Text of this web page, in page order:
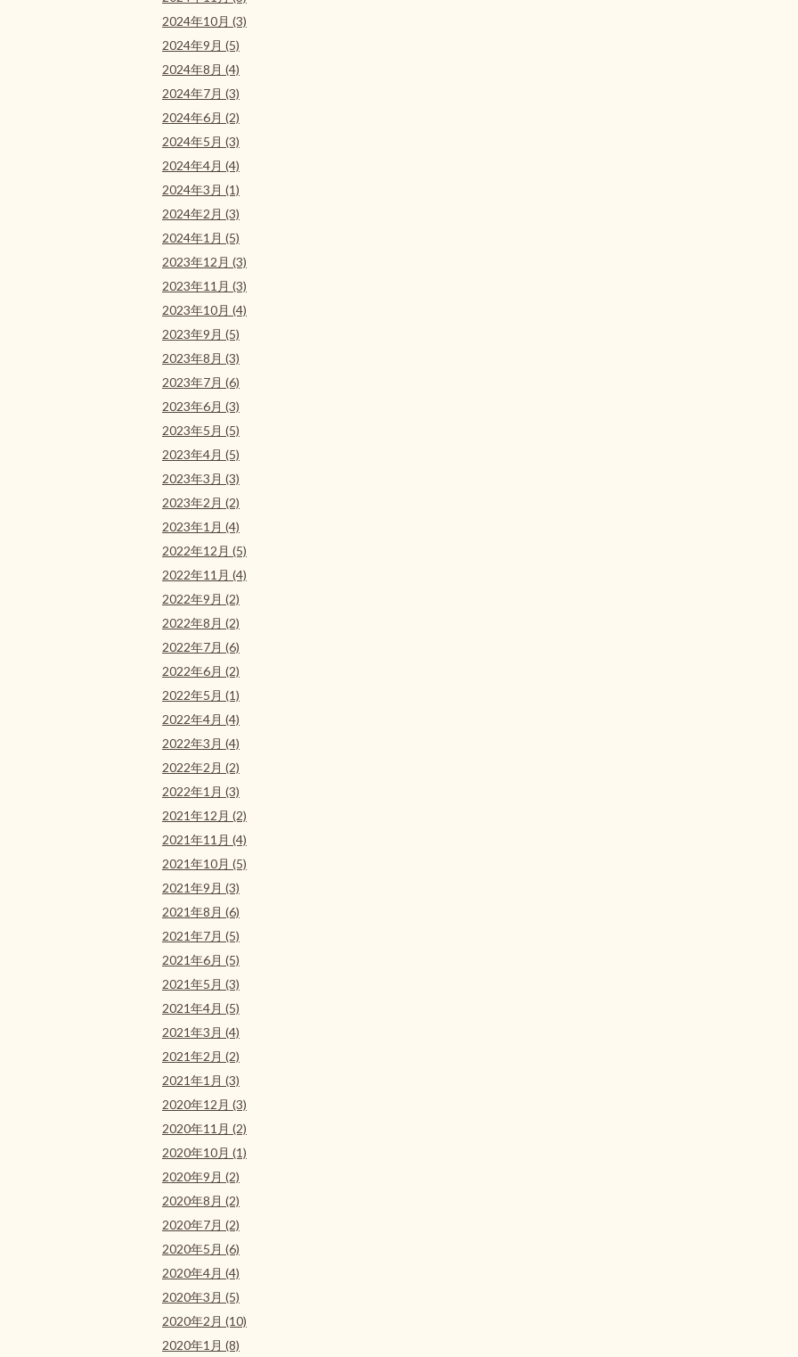
2024年10月 (3)
2024年9月 (5)
2024年8月 (4)
2024年7月 (3)
2024年6月 (2)
2024年5月 (3)
2024年4月 (4)
2024年3月 (1)
2024年2月 (3)
2024年1月 (5)
2023年12月 (3)
2023年11月 (3)
2023年10月 (4)
2023年9月 (5)
2023年8月 (3)
2023年7月 (6)
2023年6月 (3)
2023年5月 (5)
2023年4月 (5)
2023年3月 (3)
2023年2月 (2)
2023年1月 (4)
2022年12月 (5)
2022年11月 (4)
2022年9月 (2)
2022年8月 (2)
2022年7月 (6)
2022年6月 (2)
2022年5月 (1)
2022年4月 (4)
2022年3月 (4)
2022年2月 (2)
2022年1月 (3)
2021年12月 (2)
2021年11月 (4)
2021年10月 (5)
2021年9月 (3)
2021年8月 (6)
2021年7月 (5)
2021年6月 (5)
2021年5月 (3)
2021年4月 (5)
2021年3月 (4)
2021年2月 (2)
2021年1月 (3)
2020年12月 (3)
2020年11月 (2)
2020年10月 (1)
2020年9月 (2)
2020年8月 (2)
2020年7月 (2)
2020年5月 (6)
2020年4月 (4)
2020年3月 (5)
2020年2月 (10)
2020年1月 (8)